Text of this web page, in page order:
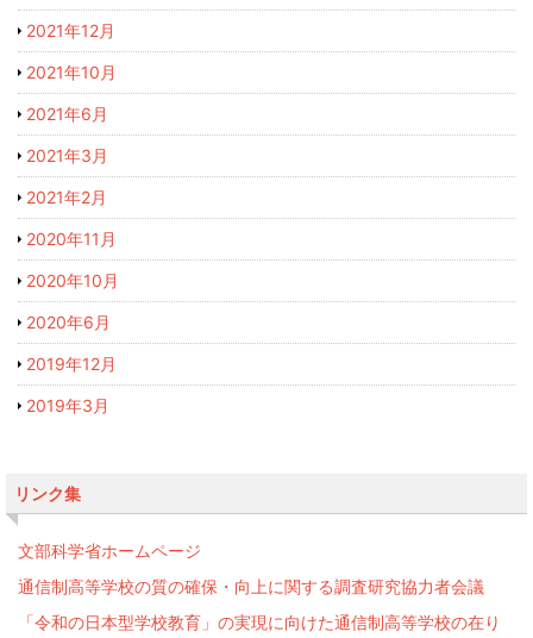
2021年12月
2021年10月
2021年6月
2021年3月
2021年2月
2020年11月
2020年10月
2020年6月
2019年12月
2019年3月
リンク集
文部科学省ホームページ
通信制高等学校の質の確保・向上に関する調査研究協力者会議
「令和の日本型学校教育」の実現に向けた通信制高等学校の在り